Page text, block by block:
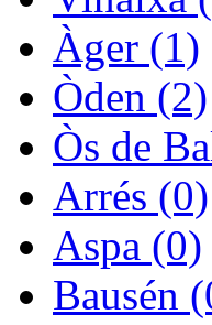
Àger (1)
Òden (2)
Òs de
Arrés (0)
Aspa (0)
Bausén